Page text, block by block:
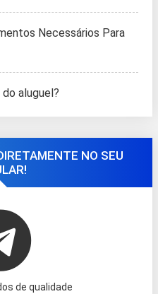
Necessários Para
aluguel?
NO SEU
de qualidade